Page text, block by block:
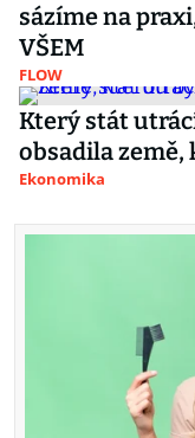
sázíme na
VŠEM
FLOW
Který stát
obsadila
Ekonomika